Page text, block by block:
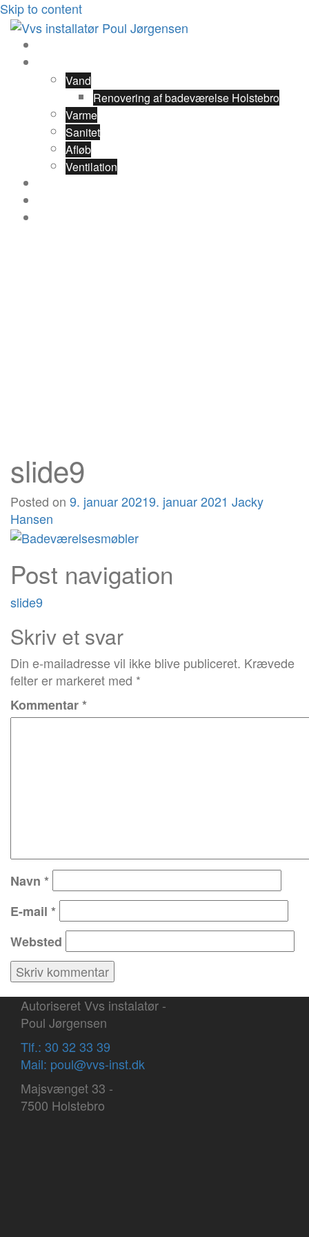
Skip to content
Vand
Renovering af badeværelse Holstebro
Varme
Sanitet
Afløb
Ventilation
slide9
Posted on 9. januar 20219. januar 2021 Jacky
Hansen
Post navigation
slide9
Skriv et svar
Din e-mailadresse vil ikke blive publiceret. Krævede
felter er markeret med *
Kommentar*
Navn *
E-mail *
Websted
Autoriseret Vvs instalatør -
Poul Jørgensen
Tlf.: 30 32 33 39
Mail: poul@vvs-inst.dk
Majsvænget 33 -
7500 Holstebro